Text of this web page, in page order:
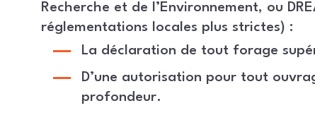
Recherche et de l’Environnement, ou
réglementations locales plus strictes) :
La déclaration de tout forage
D’une autorisation pour tout
profondeur.